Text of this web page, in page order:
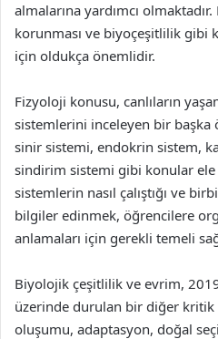
almalarına yardımcı
korunması ve biyoçeşitlilik gibi
için oldukça önemlidir.
Fizyoloji konusu, canlıların
sistemlerini inceleyen bir başka
sinir sistemi, endokrin sistem,
sindirim sistemi gibi konular ele
sistemlerin nasıl çalıştığı ve
bilgiler edinmek, öğrencilere
anlamaları için gerekli temeli
Biyolojik çeşitlilik ve evrim,
üzerinde durulan bir diğer kritik
oluşumu, adaptasyon, doğal